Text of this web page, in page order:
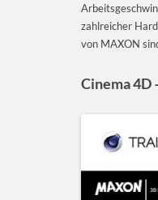
zahlreicher
von MAXON
Cinema 4D